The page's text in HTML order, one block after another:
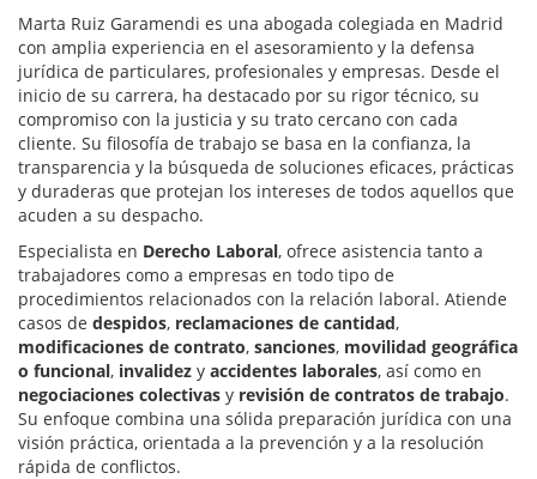
Marta Ruiz Garamendi es una abogada colegiada en Madrid
con amplia experiencia en el asesoramiento y la defensa
jurídica de particulares, profesionales y empresas. Desde el
inicio de su carrera, ha destacado por su rigor técnico, su
compromiso con la justicia y su trato cercano con cada
cliente. Su filosofía de trabajo se basa en la confianza, la
transparencia y la búsqueda de soluciones eficaces, prácticas
y duraderas que protejan los intereses de todos aquellos que
acuden a su despacho.
Especialista en Derecho Laboral, ofrece asistencia tanto a
trabajadores como a empresas en todo tipo de
procedimientos relacionados con la relación laboral. Atiende
casos de despidos, reclamaciones de cantidad,
modificaciones de contrato, sanciones, movilidad geográfica
o funcional, invalidez y accidentes laborales, así como en
negociaciones colectivas y revisión de contratos de trabajo.
Su enfoque combina una sólida preparación jurídica con una
visión práctica, orientada a la prevención y a la resolución
rápida de conflictos.